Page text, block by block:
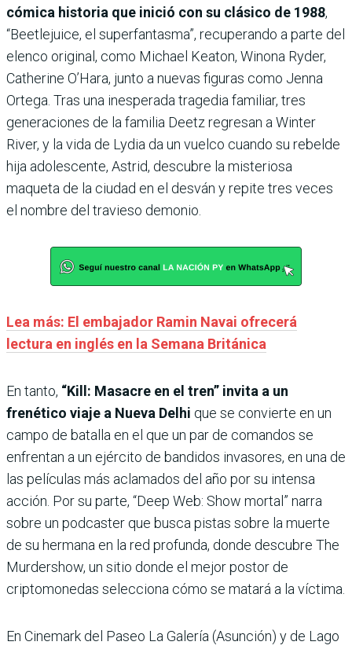
cómica historia que inició con su clásico de 1988,
“Beetlejuice, el superfantasma”, recuperando a parte del
elenco original, como Michael Keaton, Winona Ryder,
Catherine O’Hara, junto a nuevas figuras como Jenna
Ortega. Tras una inesperada tragedia familiar, tres
generaciones de la familia Deetz regresan a Winter
River, y la vida de Lydia da un vuelco cuando su rebelde
hija adolescente, Astrid, descubre la misteriosa
maqueta de la ciudad en el desván y repite tres veces
el nombre del travieso demonio.
Lea más: El embajador Ramin Navai ofrecerá
lectura en inglés en la Semana Británica
En tanto, “Kill: Masacre en el tren” invita a un
frenético viaje a Nueva Delhi que se convierte en un
campo de batalla en el que un par de comandos se
enfrentan a un ejército de bandidos invasores, en una de
las películas más aclamados del año por su intensa
acción. Por su parte, “Deep Web: Show mortal” narra
sobre un podcaster que busca pistas sobre la muerte
de su hermana en la red profunda, donde descubre The
Murdershow, un sitio donde el mejor postor de
criptomonedas selecciona cómo se matará a la víctima.
En Cinemark del Paseo La Galería (Asunción) y de Lago